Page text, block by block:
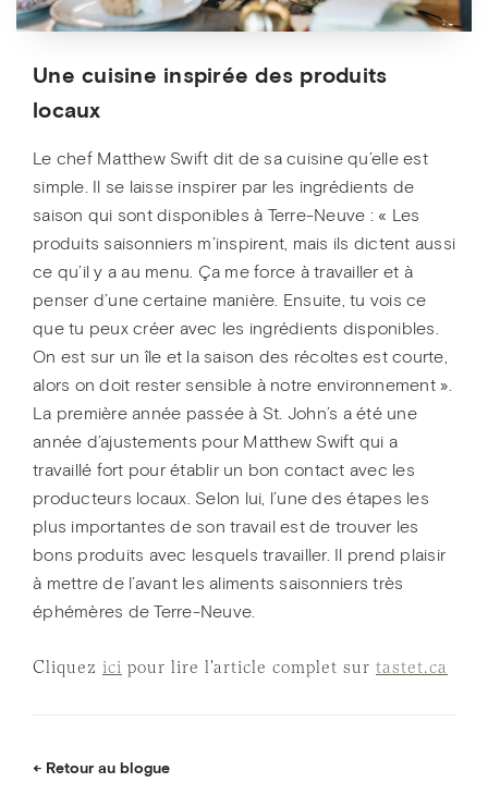
Une cuisine inspirée des produits
locaux
Le chef Matthew Swift dit de sa cuisine qu’elle est
simple. Il se laisse inspirer par les ingrédients de
saison qui sont disponibles à Terre-Neuve : « Les
produits saisonniers m’inspirent, mais ils dictent aussi
ce qu’il y a au menu. Ça me force à travailler et à
penser d’une certaine manière. Ensuite, tu vois ce
que tu peux créer avec les ingrédients disponibles.
On est sur un île et la saison des récoltes est courte,
alors on doit rester sensible à notre environnement ».
La première année passée à St. John’s a été une
année d’ajustements pour Matthew Swift qui a
travaillé fort pour établir un bon contact avec les
producteurs locaux. Selon lui, l’une des étapes les
plus importantes de son travail est de trouver les
bons produits avec lesquels travailler. Il prend plaisir
à mettre de l’avant les aliments saisonniers très
éphémères de Terre-Neuve.
Cliquez ici pour lire l'article complet sur tastet.ca
Retour au blogue